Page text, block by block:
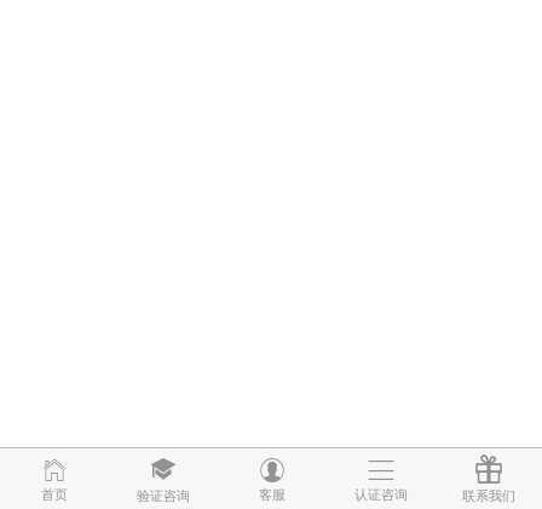
首页 验证咨询 客服 认证咨询 联系我们
首页 验证咨询 客服 认证咨询 联系我们